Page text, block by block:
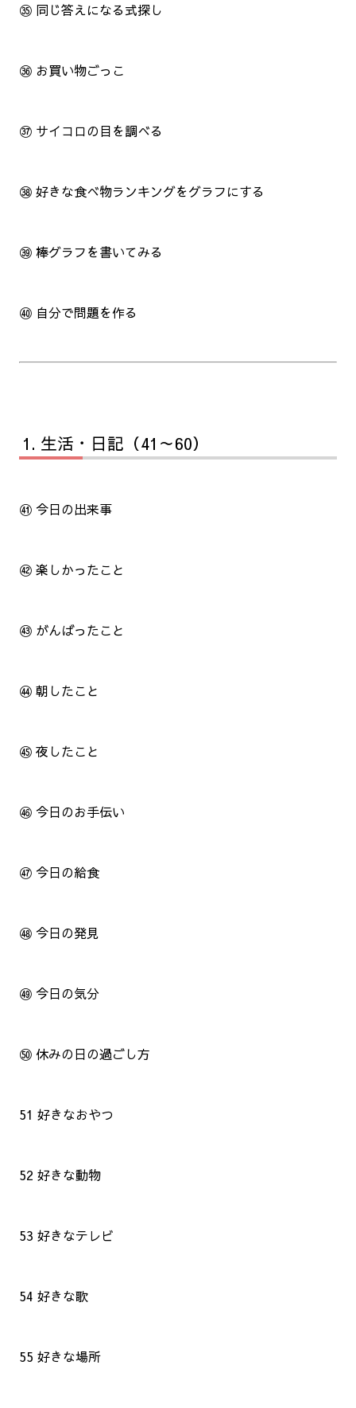
㉟ 同じ答えになる式探し
㊱ お買い物ごっこ
㊲ サイコロの目を調べる
㊳ 好きな食べ物ランキングをグラフにする
㊴ 棒グラフを書いてみる
㊵ 自分で問題を作る
生活・日記（41～60）
㊶ 今日の出来事
㊷ 楽しかったこと
㊸ がんばったこと
㊹ 朝したこと
㊺ 夜したこと
㊻ 今日のお手伝い
㊼ 今日の給食
㊽ 今日の発見
㊾ 今日の気分
㊿ 休みの日の過ごし方
51 好きなおやつ
52 好きな動物
53 好きなテレビ
54 好きな歌
55 好きな場所